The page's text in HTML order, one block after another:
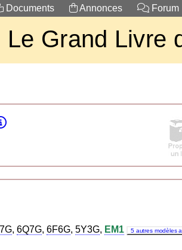
Documents Annonces Forum
Le Grand Livre
, 6Q7G, 6F6G, 5Y3G, EM1
5 autres modèles